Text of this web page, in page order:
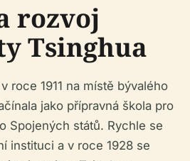
rozvoj
Tsinghua
roce 1911 na místě bývalého
jako přípravná škola pro
Spojených států. Rychle se
instituci a v roce 1928 se